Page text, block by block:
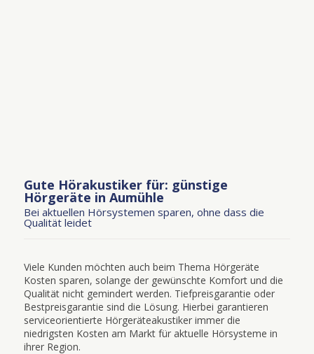
Gute Hörakustiker für: günstige
Hörgeräte in Aumühle
Bei aktuellen Hörsystemen sparen, ohne dass die
Qualität leidet
Viele Kunden möchten auch beim Thema Hörgeräte
Kosten sparen, solange der gewünschte Komfort und die
Qualität nicht gemindert werden. Tiefpreisgarantie oder
Bestpreisgarantie sind die Lösung. Hierbei garantieren
serviceorientierte Hörgeräteakustiker immer die
niedrigsten Kosten am Markt für aktuelle Hörsysteme in
ihrer Region.